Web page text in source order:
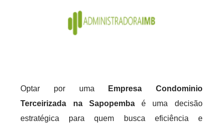
Optar por uma
Empresa Condominio
Terceirizada na Sapopembaé uma decisão
estratégica para quem busca eficiência e